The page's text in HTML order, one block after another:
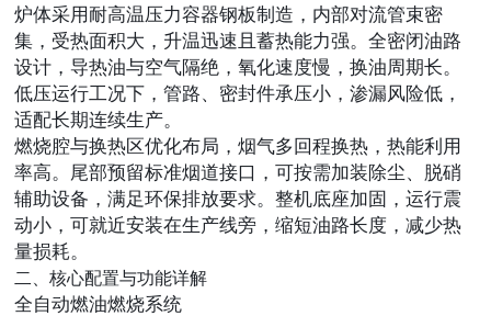
炉体采用耐高温压力容器钢板制造，内部对流管束密
集，受热面积大，升温迅速且蓄热能力强。全密闭油路
设计，导热油与空气隔绝，氧化速度慢，换油周期长。
低压运行工况下，管路、密封件承压小，渗漏风险低，
适配长期连续生产。
燃烧腔与换热区优化布局，烟气多回程换热，热能利用
率高。尾部预留标准烟道接口，可按需加装除尘、脱硝
辅助设备，满足环保排放要求。整机底座加固，运行震
动小，可就近安装在生产线旁，缩短油路长度，减少热
量损耗。
二、核心配置与功能详解
全自动燃油燃烧系统